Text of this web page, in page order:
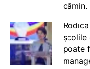
cămin.
școlile
poate